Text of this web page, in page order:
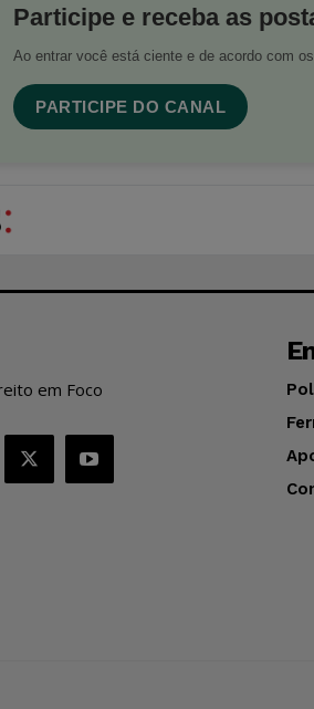
Participe e receba as
Ao entrar você está ciente e de acordo com os
PARTICIPE DO CANAL
em Foco